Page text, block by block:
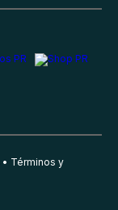
Términos y